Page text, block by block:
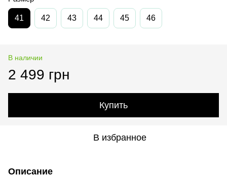
41 42 43 44 45 46
В наличии
2 499 грн
Купить
В избранное
Описание